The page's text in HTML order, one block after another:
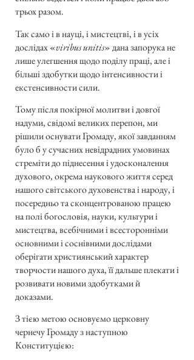
трьох разом.
Так само і в науці, і мистецтві, і в усіх
дослідах «viribus unitis» дана запорука не
лише улегшення щодо поділу праці, але і
більші здобутки щодо інтенсивности і
екстенсивности сили.
Тому після покірної молитви і довгої
надуми, свідомі великих перепон, ми
рішили оснувати Громаду, якої завданням
було б у сучасних невідрадних умовинах
стреміти до піднесення і удосконалення
духового, окрема наукового життя серед
нашого світського духовенства і народу, і
посередньо та сконцентрованою працею
на полі богословія, науки, культури і
мистецтва, всебічними і всесторонніми
основними і соснівними дослідами
оберігати християнський характер
творчости нашого духа, її дальше плекати і
розвивати новими здобутками й
доказами.
З тією метою основуємо церковну
чернечу Громаду з наступною
Конституцією: